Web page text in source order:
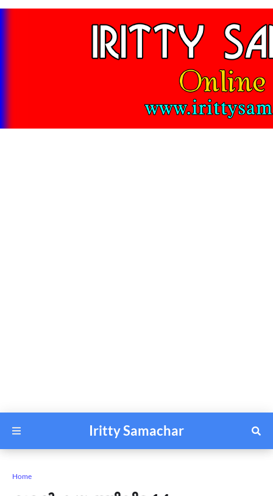
Iritty Samachar
Home